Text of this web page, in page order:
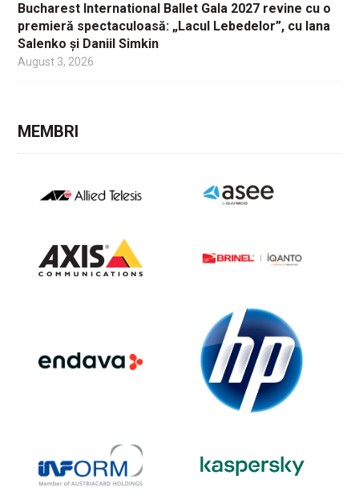
Bucharest International Ballet Gala 2027 revine cu o
premieră spectaculoasă: „Lacul Lebedelor”, cu Iana
Salenko și Daniil Simkin
August 3, 2026
MEMBRI